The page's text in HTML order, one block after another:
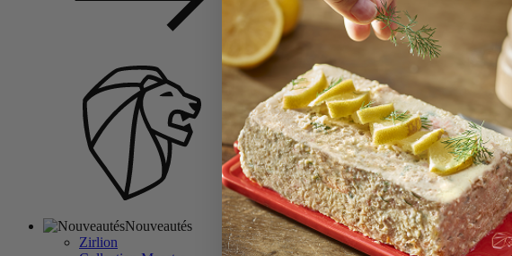
Nouveautés
Zirlion